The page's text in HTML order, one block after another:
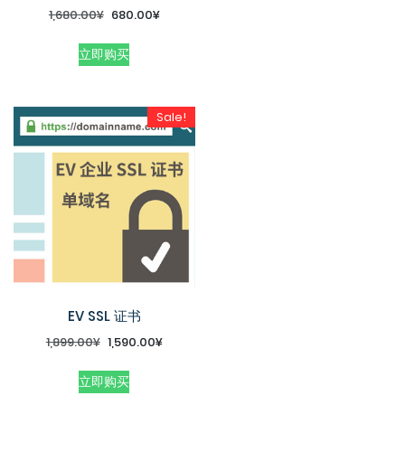
1,680.00¥ 680.00¥
立即购买
EV SSL 证书
1,899.00¥ 1,590.00¥
Sale!
立即购买